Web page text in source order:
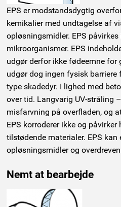
EPS er modstandsdygtig
kemikalier med undtagelse af
opløsningsmidler. EPS
mikroorganismer. EPS
udgør derfor ikke fødeemne for
udgør dog ingen fysisk
type skadedyr. I lighed med
over tid. Langvarig UV-stråling
misfarvning på overfladen, og
EPS korroderer ikke og
tilstødende materialer. EPS
opløsningsmidler og
Nemt at bearbejde